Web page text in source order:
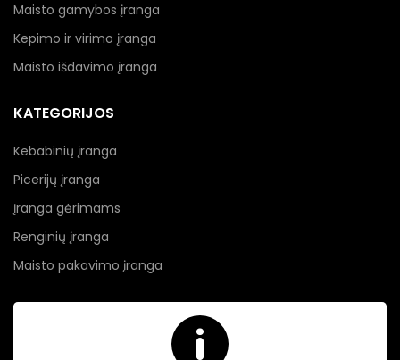
Maisto gamybos įranga
Kepimo ir virimo įranga
Maisto išdavimo įranga
KATEGORIJOS
Kebabinių įranga
Picerijų įranga
Įranga gėrimams
Renginių įranga
Maisto pakavimo įranga